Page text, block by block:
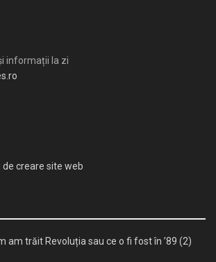
informații la zi
creare site web
am trăit Revoluția sau ce o fi fost în ’89 (2)